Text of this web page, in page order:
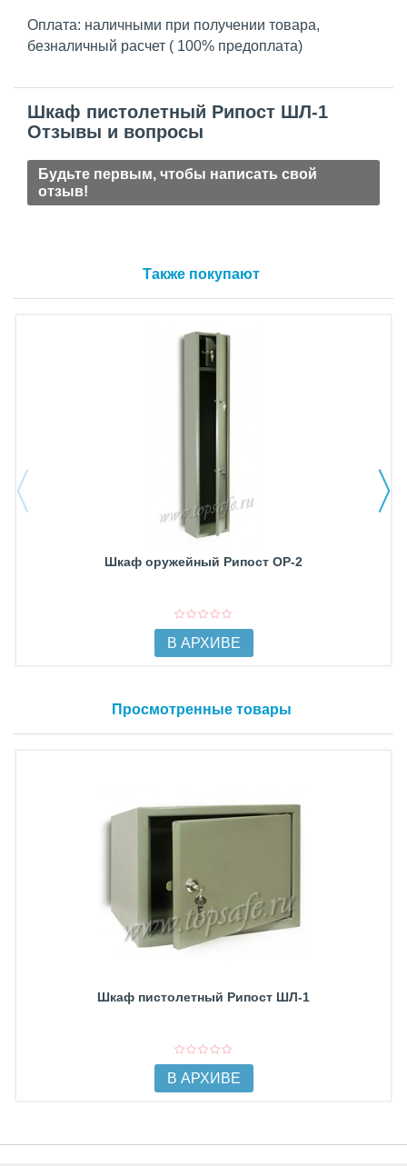
Оплата: наличными при получении товара,
безналичный расчет ( 100% предоплата)
Шкаф пистолетный Рипост ШЛ-1
Отзывы и вопросы
Будьте первым, чтобы написать свой
отзыв!
Также покупают
Шкаф оружейный Рипост ОР-2
В АРХИВЕ
Просмотренные товары
Шкаф пистолетный Рипост ШЛ-1
В АРХИВЕ